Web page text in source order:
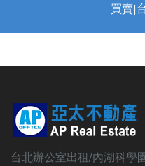
買賣|
台北辦公室出租/內湖科學